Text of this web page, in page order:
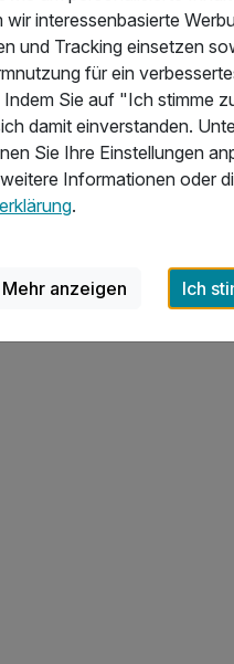
wir interessenbasierte
und Tracking einsetzen
für ein
Indem Sie auf "Ich stimme
damit einverstanden.
Sie Ihre Einstellungen
Informationen oder
.
Mehr anzeigen Ich